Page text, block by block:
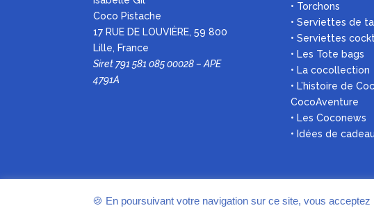
Coco Pistache
17 RUE DE LOUVIÈRE, 59 800
Lille, France
Siret 791 581 085 00028 – APE
4791A
• Torchons
• Serviettes de
• Serviettes
• Les Tote bags
• La cocollection
• L’histoire de
CocoAventure
• Les Coconews
• Idées de
🍪 En poursuivant votre navigation sur ce site, vous